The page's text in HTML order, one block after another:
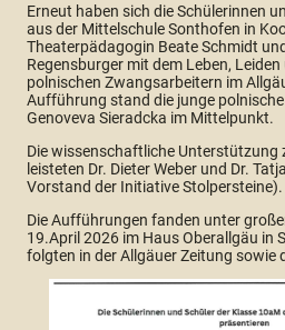
Erneut haben sich die Schülerinnen
aus der Mittelschule Sonthofen in
Theaterpädagogin Beate Schmidt
Regensburger mit dem Leben,
polnischen Zwangsarbeitern im
Aufführung stand die junge
Genoveva Sieradcka im Mittelpunkt.
Die wissenschaftliche Unterstützung
leisteten Dr. Dieter Weber und Dr.
Vorstand der Initiative Stolpersteine).
Die Aufführungen fanden unter
19.April 2026 im Haus Oberallgäu in
folgten in der Allgäuer Zeitung sowie